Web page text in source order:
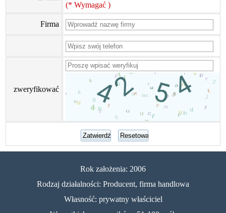
(* Wymagać )
Firma
zweryfikować
Rok założenia: 2006
Rodzaj działalności: Producent, firma handlowa
Własność: prywatny właściciel